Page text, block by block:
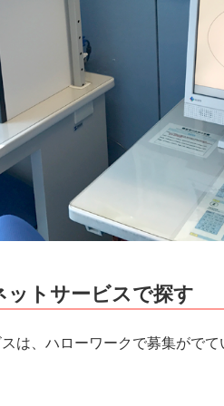
トサービスで探す
は、ハローワークで募集がで